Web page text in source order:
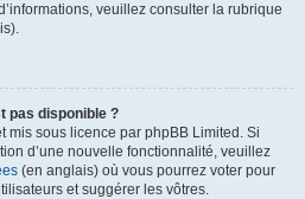
veuillez consulter la rubrique
pas disponible ?
mis sous licence par phpBB Limited. Si
d’une nouvelle fonctionnalité, veuillez
(en anglais) où vous pourrez voter pour
et suggérer les vôtres.